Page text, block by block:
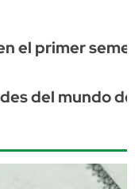
el primer
del mundo